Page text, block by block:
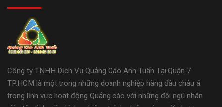
Công ty TNHH Dịch Vụ Quảng Cáo Anh Tuấn Tại Quận 7
TP.HCM là một trong những doanh nghiệp hàng đầu châu á
trong lĩnh vực hoạt động Quảng cáo với những đội ngũ nhân